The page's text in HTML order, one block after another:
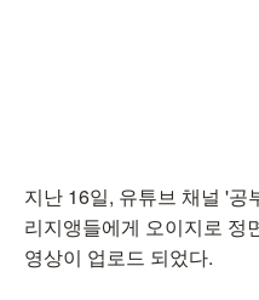
지난 16일, 유튜브 채널 '
리지앵들에게 오이지로 정
영상이 업로드 되었다.